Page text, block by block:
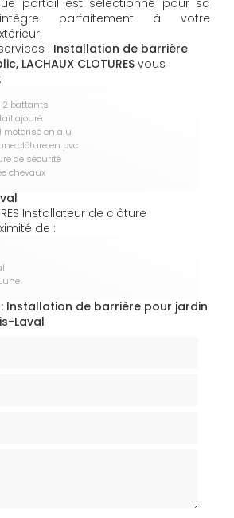
portail est sélectionné pour sa
parfaitement à votre
: Installation de barrière
LACHAUX CLOTURES vous
2 battants
ajouré
motorisé en alu
clôture en pvc
de sécurité
chevaux
Installateur de clôture
de :
Installation de barrière pour jardin
Laval